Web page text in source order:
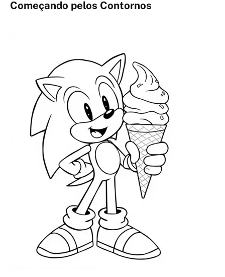
Começando pelos Contornos